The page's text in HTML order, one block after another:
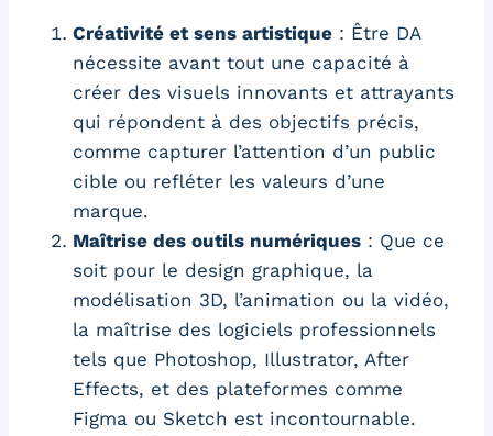
Créativité et sens artistique : Être DA
nécessite avant tout une capacité à
créer des visuels innovants et attrayants
qui répondent à des objectifs précis,
comme capturer l’attention d’un public
cible ou refléter les valeurs d’une
marque.
Maîtrise des outils numériques : Que ce
soit pour le design graphique, la
modélisation 3D, l’animation ou la vidéo,
la maîtrise des logiciels professionnels
tels que Photoshop, Illustrator, After
Effects, et des plateformes comme
Figma ou Sketch est incontournable.